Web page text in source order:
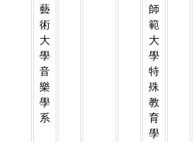
藝
術
大
學
音
樂
學
系
師
範
大
學
特
殊
教
育
學